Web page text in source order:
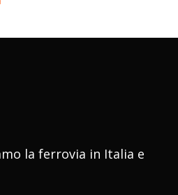
la ferrovia in Italia e